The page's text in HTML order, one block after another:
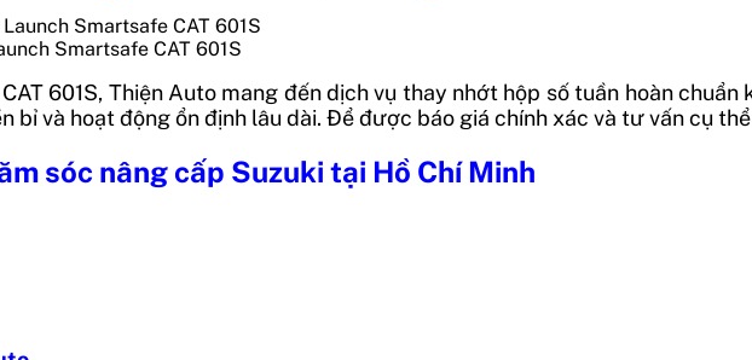
Smartsafe CAT 601S
601S, Thiện Auto mang đến dịch vụ thay nhớt hộp số tuần hoàn chuẩn
bỉ và hoạt động ổn định lâu dài. Để được báo giá chính xác và tư vấn cụ
sóc nâng cấp Suzuki tại Hồ Chí Minh